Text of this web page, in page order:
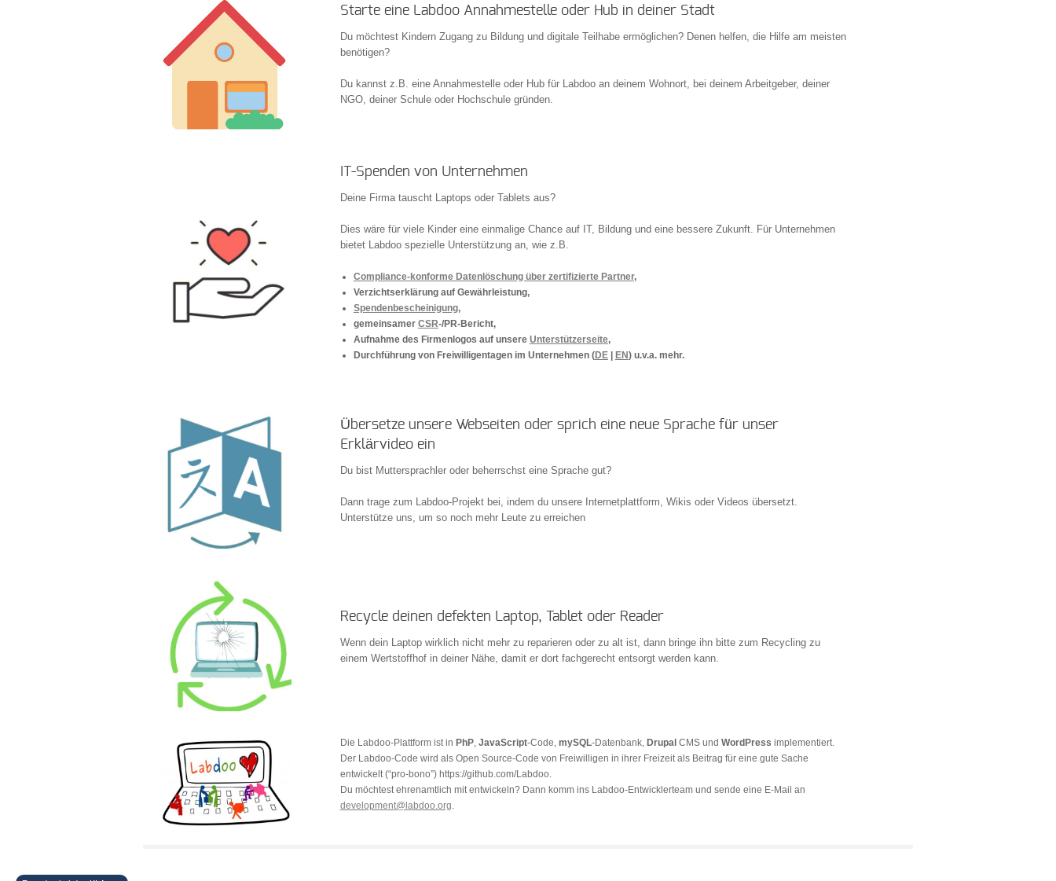
Starte eine Labdoo Annahmestelle oder Hub in deiner Stadt
Du möchtest Kindern Zugang zu Bildung und digitale Teilhabe ermöglichen? Denen helfen, die Hilfe am meisten
benötigen?
Du kannst z.B. eine Annahmestelle oder Hub für Labdoo an deinem Wohnort, bei deinem Arbeitgeber, deiner
NGO, deiner Schule oder Hochschule gründen.
IT-Spenden von Unternehmen
Deine Firma tauscht Laptops oder Tablets aus?
Dies wäre für viele Kinder eine einmalige Chance auf IT, Bildung und eine bessere Zukunft. Für Unternehmen
bietet Labdoo spezielle Unterstützung an, wie z.B.
Compliance-konforme Datenlöschung über zertifizierte Partner,
Verzichtserklärung auf Gewährleistung,
Spendenbescheinigung,
gemeinsamer CSR-/PR-Bericht,
Aufnahme des Firmenlogos auf unsere Unterstützerseite,
Durchführung von Freiwilligentagen im Unternehmen (DE| EN) u.v.a. mehr.
Übersetze unsere Webseiten oder sprich eine neue Sprache für unser
Erklärvideo ein
Du bist Muttersprachler oder beherrschst eine Sprache gut?
Dann trage zum Labdoo-Projekt bei, indem du unsere Internetplattform, Wikis oder Videos übersetzt.
Unterstütze uns, um so noch mehr Leute zu erreichen
Recycle deinen defekten Laptop, Tablet oder Reader
Wenn dein Laptop wirklich nicht mehr zu reparieren oder zu alt ist, dann bringe ihn bitte zum Recycling zu
einem Wertstoffhof in deiner Nähe, damit er dort fachgerecht entsorgt werden kann.
Die Labdoo-Plattform ist in PhP, JavaScript-Code, mySQL-Datenbank, Drupal CMS und WordPress implementiert.
Der Labdoo-Code wird als Open Source-Code von Freiwilligen in ihrer Freizeit als Beitrag für eine gute Sache
entwickelt (“pro-bono”) https://github.com/Labdoo.
Du möchtest ehrenamtlich mit entwickeln? Dann komm ins Labdoo-Entwicklerteam und sende eine E-Mail an
development@labdoo.org.